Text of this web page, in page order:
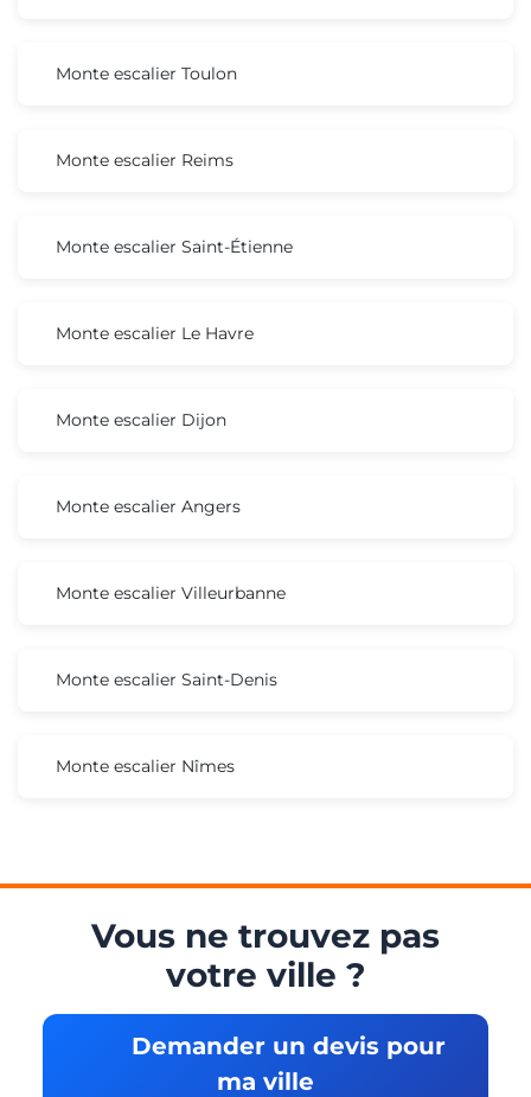
Monte escalier Toulon
Monte escalier Reims
Monte escalier Saint-Étienne
Monte escalier Le Havre
Monte escalier Dijon
Monte escalier Angers
Monte escalier Villeurbanne
Monte escalier Saint-Denis
Monte escalier Nîmes
Vous ne trouvez pas
votre ville ?
Demander un devis pour
ma ville